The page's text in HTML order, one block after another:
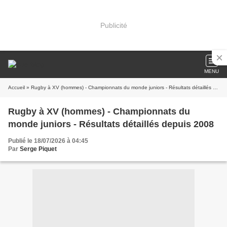
Publicité
MENU
Accueil » Rugby à XV (hommes) - Championnats du monde juniors - Résultats détaillés depuis 2008
Rugby à XV (hommes) - Championnats du
monde juniors - Résultats détaillés depuis 2008
Publié le 18/07/2026 à 04:45
Par Serge Piquet